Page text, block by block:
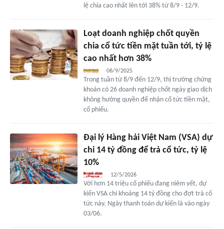
lệ chia cao nhất lên tới 38% từ 8/9 - 12/9.
Loạt doanh nghiệp chốt quyền
chia cổ tức tiền mặt tuần tới, tỷ lệ
cao nhất hơn 38%
06/9/2025
Trong tuần từ 8/9 đến 12/9, thị trường chứng
khoán có 26 doanh nghiệp chốt ngày giao dịch
không hưởng quyền để nhận cổ tức tiền mặt,
cổ phiếu.
Đại lý Hàng hải Việt Nam (VSA) dự
chi 14 tỷ đồng để trả cổ tức, tỷ lệ
10%
12/5/2026
Với hơn 14 triệu cổ phiếu đang niêm yết, dự
kiến VSA chi khoảng 14 tỷ đồng cho đợt trả cổ
tức này. Ngày thanh toán dự kiến là vào ngày
03/06.